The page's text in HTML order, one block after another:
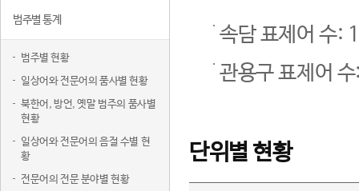
범주별 통계
범주별 현황
일상어와 전문어의 품사별 현황
북한어, 방언, 옛말 범주의 품사별
현황
일상어와 전문어의 음절 수별 현
황
전문어의 전문 분야별 현황
속담 표제어 수:
관용구 표제어
단위별 현황